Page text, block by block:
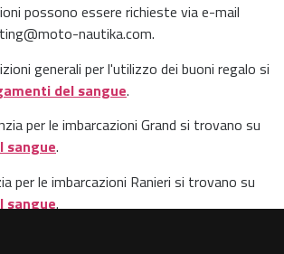
possono essere richieste via e-mail
nautika.com.
generali per l'utilizzo dei buoni regalo si
del sangue.
per le imbarcazioni Grand si trovano su
sangue.
per le imbarcazioni Ranieri si trovano su
sangue.